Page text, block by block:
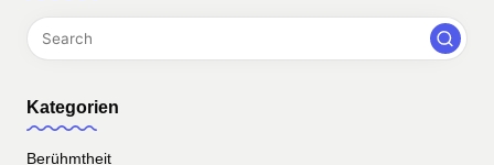
Kategorien
Berühmtheit